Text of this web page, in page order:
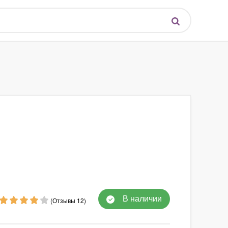
(Отзывы 12) В наличии